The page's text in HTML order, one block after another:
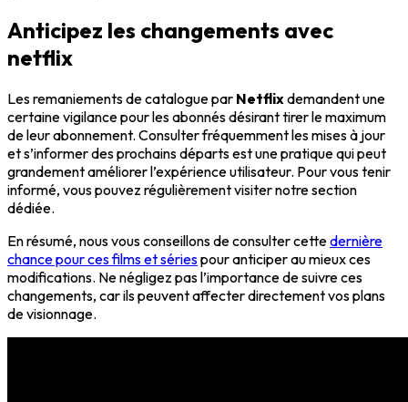
Anticipez les changements avec
netflix
Les remaniements de catalogue par Netflixdemandent une
certaine vigilance pour les abonnés désirant tirer le maximum
de leur abonnement. Consulter fréquemment les mises à jour
et s’informer des prochains départs est une pratique qui peut
grandement améliorer l’expérience utilisateur. Pour vous tenir
informé, vous pouvez régulièrement visiter notre section
dédiée.
En résumé, nous vous conseillons de consulter cettedernière
chance pour ces films et sériespour anticiper au mieux ces
modifications. Ne négligez pas l’importance de suivre ces
changements, car ils peuvent affecter directement vos plans
de visionnage.